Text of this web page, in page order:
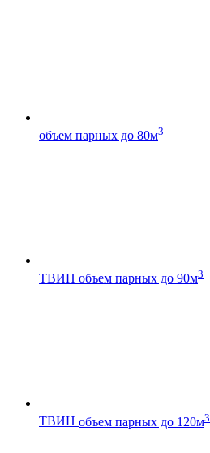
объем парных до 80м3
ТВИН объем парных до 90м3
ТВИН объем парных до 120м3